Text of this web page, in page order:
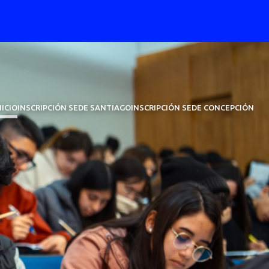
INSCRIPCIÓN SEDE SANTIAGOINSCRIPCIÓN SEDE CONCEPCIÓN